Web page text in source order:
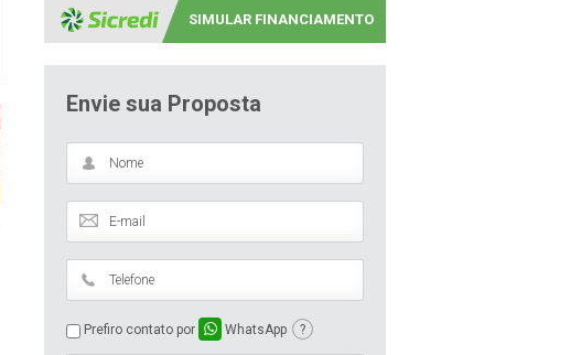
SIMULAR FINANCIAMENTO
Envie sua Proposta
Prefiro contato por WhatsApp ?